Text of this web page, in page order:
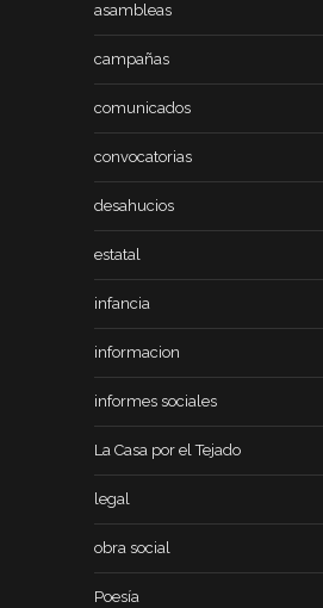
asambleas
campañas
comunicados
convocatorias
desahucios
estatal
infancia
informacion
informes sociales
La Casa por el Tejado
legal
obra social
Poesía